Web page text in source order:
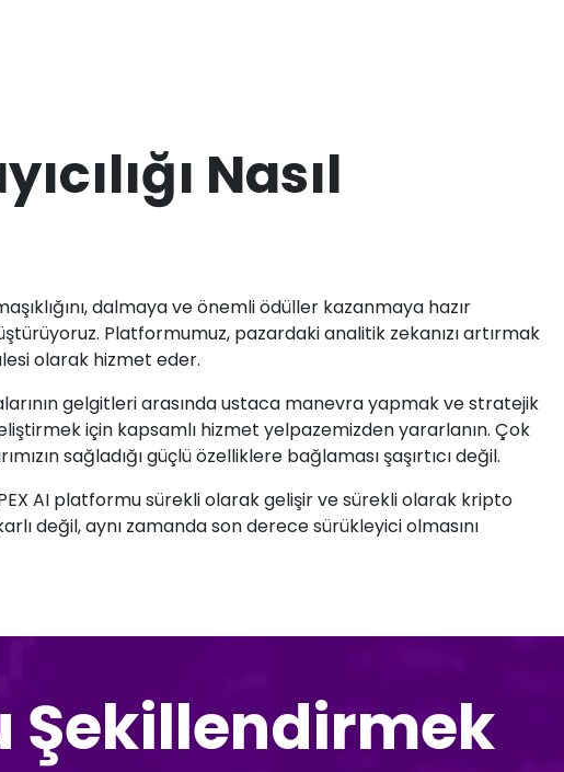
Nasıl
dalmaya ve önemli ödüller kazanmaya hazır
Platformumuz, pazardaki analitik zekanızı artırmak
olarak hizmet eder.
gelgitleri arasında ustaca manevra yapmak ve stratejik
için kapsamlı hizmet yelpazemizden yararlanın. Çok
sağladığı güçlü özelliklere bağlaması şaşırtıcı değil.
AI platformu sürekli olarak gelişir ve sürekli olarak kripto
değil, aynı zamanda son derece sürükleyici olmasını
Şekillendirmek